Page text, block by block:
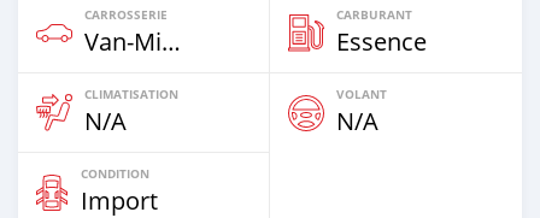
CARROSSERIE
Van‒Minibus
CARBURANT
Essence
CLIMATISATION
N/A
VOLANT
N/A
CONDITION
Import